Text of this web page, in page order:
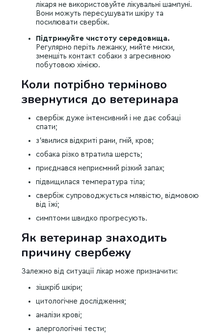
лікаря не використовуйте лікувальні шампуні.
Вони можуть пересушувати шкіру та
посилювати свербіж.
Підтримуйте чистоту середовища.
Регулярно періть лежанку, мийте миски,
зменшіть контакт собаки з агресивною
побутовою хімією.
Коли потрібно терміново
звернутися до ветеринара
свербіж дуже інтенсивний і не дає собаці
спати;
з’явилися відкриті рани, гній, кров;
собака різко втратила шерсть;
приєднався неприємний різкий запах;
підвищилася температура тіла;
свербіж супроводжується млявістю, відмовою
від їжі;
симптоми швидко прогресують.
Як ветеринар знаходить
причину свербежу
Залежно від ситуації лікар може призначити:
зішкріб шкіри;
цитологічне дослідження;
аналізи крові;
алергологічні тести;